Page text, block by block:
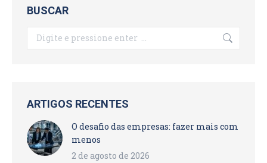
BUSCAR
Search:
ARTIGOS RECENTES
O desafio das empresas: fazer mais com
menos
2 de agosto de 2026